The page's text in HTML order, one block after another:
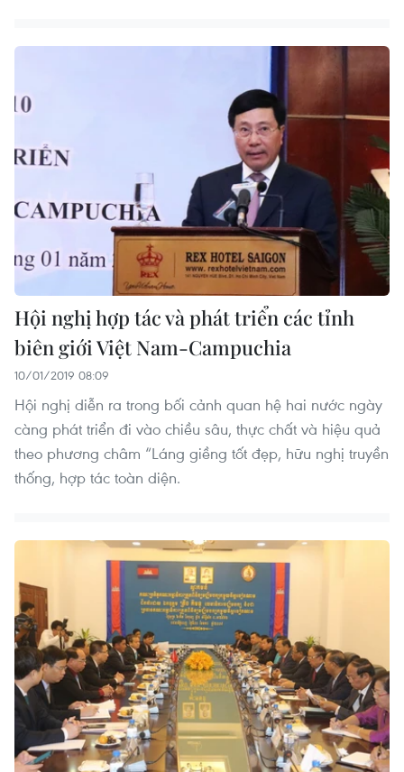
Hội nghị hợp tác và phát triển các tỉnh
biên giới Việt Nam-Campuchia
10/01/2019 08:09
Hội nghị diễn ra trong bối cảnh quan hệ hai nước ngày
càng phát triển đi vào chiều sâu, thực chất và hiệu quả
theo phương châm “Láng giềng tốt đẹp, hữu nghị truyền
thống, hợp tác toàn diện.